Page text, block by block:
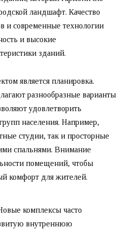
ландшафт. Качество
и современные технологии
и высокие
зданий.
является планировка.
разнообразные варианты
удовлетворить
населения. Например,
студии, так и просторные
спальнями. Внимание
помещений, чтобы
комфорт для жителей.
комплексы часто
внутреннюю